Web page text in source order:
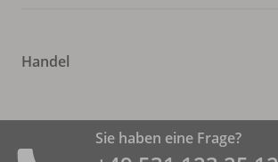
Handel
Sie haben eine Frage?